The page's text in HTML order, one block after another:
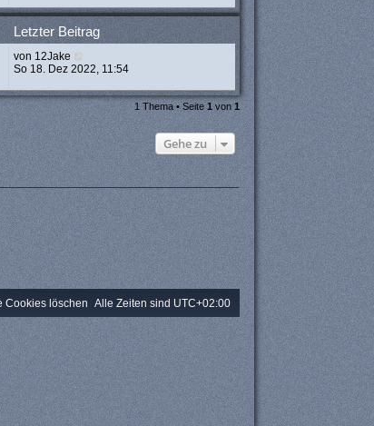
Letzter Beitrag
von 12Jake
So 18. Dez 2022, 11:54
1 Thema • Seite1von1
Gehe zu
Alle Zeiten sind UTC+02:00
Cookies löschen